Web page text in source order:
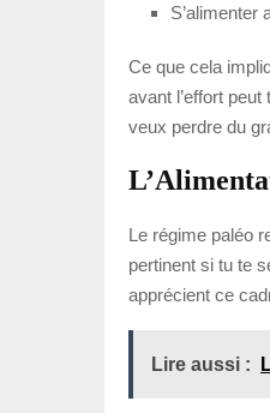
S’alimenter
Ce que cela
avant l’effort
veux perdre du
Le régime paléo
pertinent si tu te
apprécient ce
Lire aussi :